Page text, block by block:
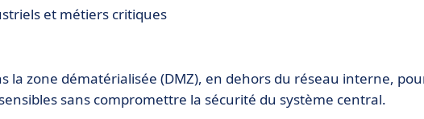
et métiers critiques
la zone dématérialisée (DMZ), en dehors du réseau interne,
sans compromettre la sécurité du système central.